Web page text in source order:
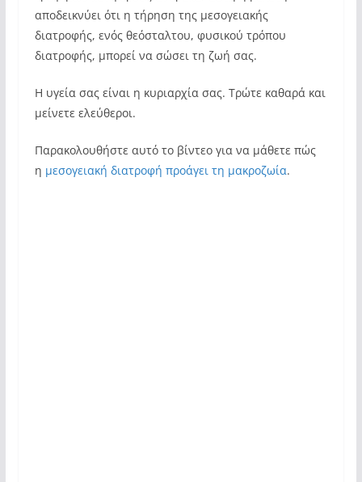
αποδεικνύει ότι η τήρηση της μεσογειακής
διατροφής, ενός θεόσταλτου, φυσικού τρόπου
διατροφής, μπορεί να σώσει τη ζωή σας.
Η υγεία σας είναι η κυριαρχία σας. Τρώτε καθαρά και
μείνετε ελεύθεροι.
Παρακολουθήστε αυτό το βίντεο για να μάθετε πώς
η μεσογειακή διατροφή προάγει τη μακροζωία.